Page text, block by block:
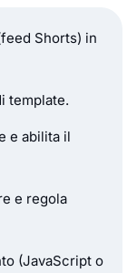
Shorts) in
template.
e abilita il
e regola
(JavaScript o